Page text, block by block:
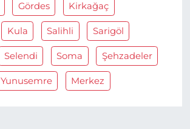
Gördes Kirkağaç
Kula Salihli Sarigöl
Selendi Soma Şehzadeler
Yunusemre Merkez